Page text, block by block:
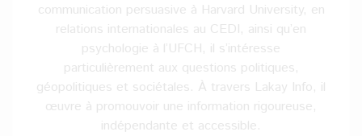
communication persuasive à Harvard University, en
relations internationales au CEDI, ainsi qu’en
psychologie à l’UFCH, il s’intéresse
particulièrement aux questions politiques,
géopolitiques et sociétales. À travers Lakay Info, il
œuvre à promouvoir une information rigoureuse,
indépendante et accessible.